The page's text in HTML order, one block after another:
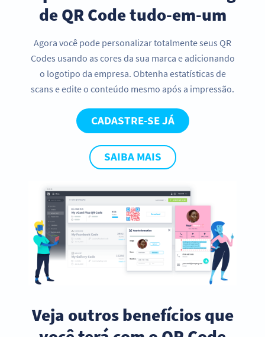
de QR Code tudo-em-um
Agora você pode personalizar totalmente seus QR
Codes usando as cores da sua marca e adicionando
o logotipo da empresa. Obtenha estatísticas de
scans e edite o conteúdo mesmo após a impressão.
CADASTRE-SE JÁ
SAIBA MAIS
Veja outros benefícios que